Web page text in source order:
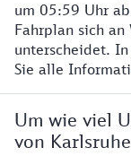
um 05:59 Uhr
Fahrplan sich an
unterscheidet.
Sie alle
Um wie viel
von